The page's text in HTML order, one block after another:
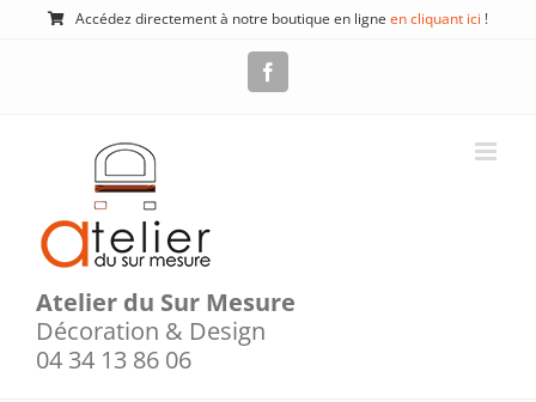
Passer
Accédez directement à notre boutique en ligne en cliquant ici !
Atelier du Sur Mesure
Décoration & Design
04 34 13 86 06